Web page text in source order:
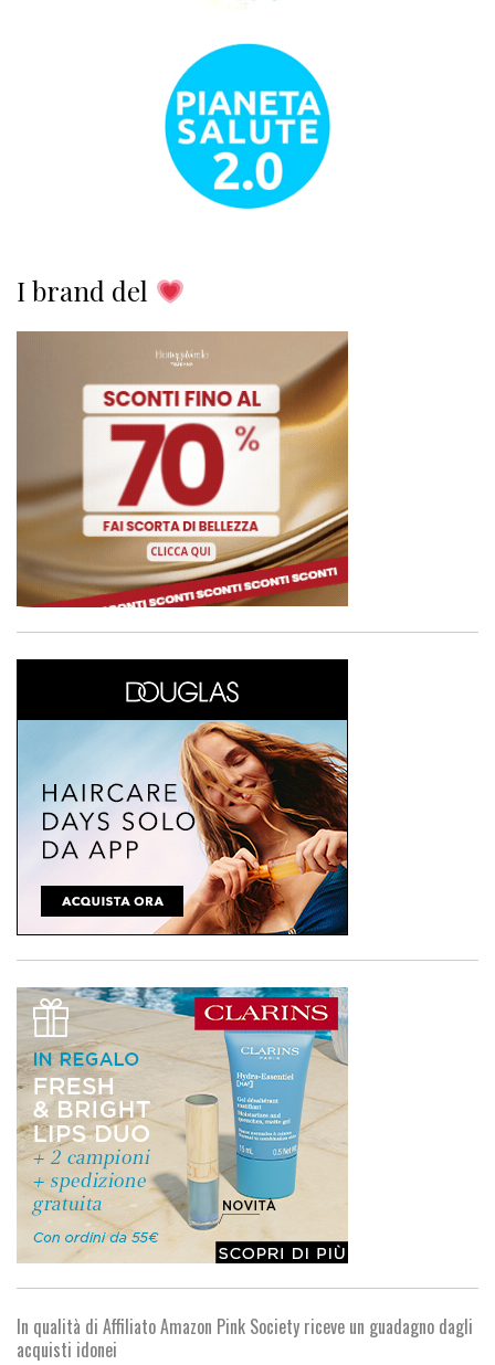
I brand del
In qualità di Affiliato Amazon Pink Society riceve un guadagno dagli
acquisti idonei